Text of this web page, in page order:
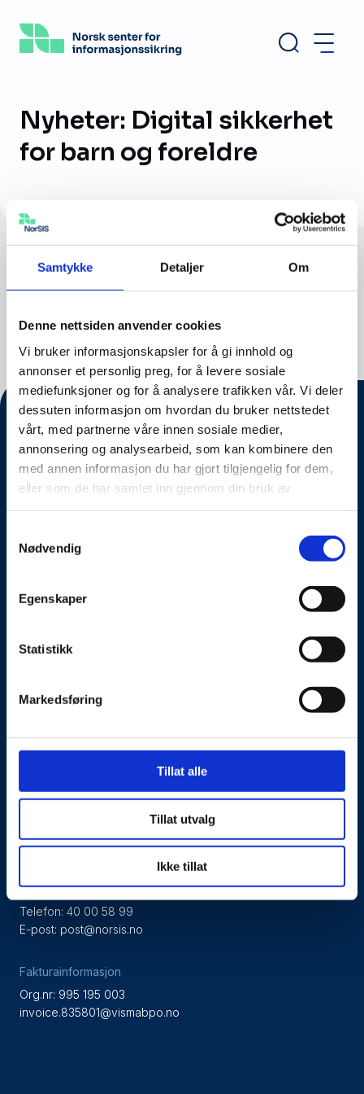
Samtykke Detaljer Om
Denne nettsiden anvender cookies
Vi bruker informasjonskapsler for å gi innhold og
annonser et personlig preg, for å levere sosiale
mediefunksjoner og for å analysere trafikken vår. Vi deler
dessuten informasjon om hvordan du bruker nettstedet
vårt, med partnerne våre innen sosiale medier,
annonsering og analysearbeid, som kan kombinere den
med annen informasjon du har gjort tilgjengelig for dem,
eller som de har samlet inn gjennom din bruk av
Nødvendig
Egenskaper
Statistikk
Markedsføring
Tillat alle
Tillat utvalg
Ikke tillat
hovedinnhold
Nyheter: Digital sikkerhet
for barn og foreldre
Ingen treff funnet for valgte filtre.
Presseside
Personvernerklæring
Besøks- og postadresse
2815 Gjøvik, Norge
Kontaktinformasjon
Telefon: 40 00 58 99
E-post: post@norsis.no
Fakturainformasjon
Org.nr: 995 195 003
invoice.835801@vismabpo.no